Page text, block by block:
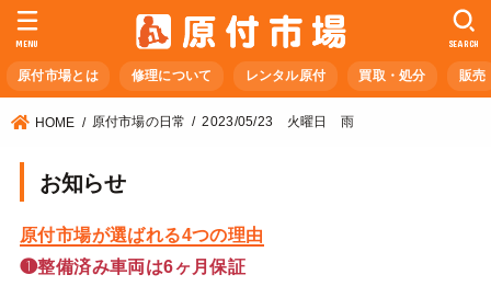
原付市場とは 修理について レンタル原付 買取・処分 販売
SEARCH
MENU
HOME 原付市場の日常 2023/05/23 火曜日 雨
お知らせ
原付市場が選ばれる4つの理由
❶整備済み車両は6ヶ月保証